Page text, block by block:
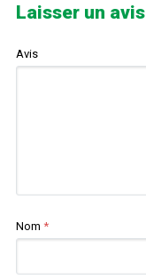
Laisser un avis
Avis
Nom *